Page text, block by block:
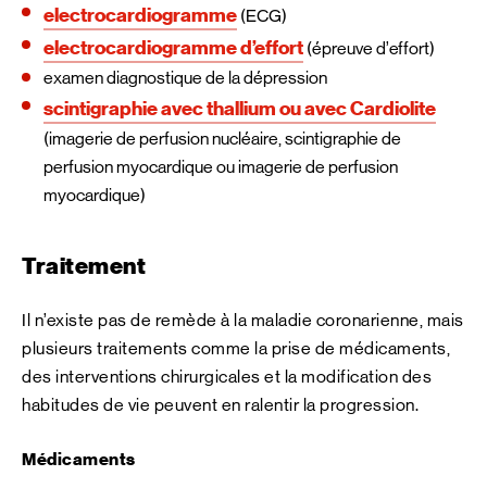
electrocardiogramme (ECG)
electrocardiogramme d’effort (épreuve d’effort)
examen diagnostique de la dépression
scintigraphie avec thallium ou avec Cardiolite
(imagerie de perfusion nucléaire, scintigraphie de
perfusion myocardique ou imagerie de perfusion
myocardique)
Traitement
Il n’existe pas de remède à la maladie coronarienne, mais
plusieurs traitements comme la prise de médicaments,
des interventions chirurgicales et la modification des
habitudes de vie peuvent en ralentir la progression.
Médicaments